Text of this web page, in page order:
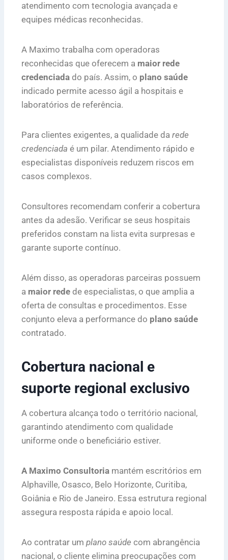
atendimento com tecnologia avançada e
equipes médicas reconhecidas.
A Maximo trabalha com operadoras
reconhecidas que oferecem a maior rede
credenciada do país. Assim, o plano saúde
indicado permite acesso ágil a hospitais e
laboratórios de referência.
Para clientes exigentes, a qualidade da rede
credenciada é um pilar. Atendimento rápido e
especialistas disponíveis reduzem riscos em
casos complexos.
Consultores recomendam conferir a cobertura
antes da adesão. Verificar se seus hospitais
preferidos constam na lista evita surpresas e
garante suporte contínuo.
Além disso, as operadoras parceiras possuem
a maior rede de especialistas, o que amplia a
oferta de consultas e procedimentos. Esse
conjunto eleva a performance do plano saúde
contratado.
Cobertura nacional e
suporte regional exclusivo
A cobertura alcança todo o território nacional,
garantindo atendimento com qualidade
uniforme onde o beneficiário estiver.
A Maximo Consultoria mantém escritórios em
Alphaville, Osasco, Belo Horizonte, Curitiba,
Goiânia e Rio de Janeiro. Essa estrutura regional
assegura resposta rápida e apoio local.
Ao contratar um plano saúde com abrangência
nacional, o cliente elimina preocupações com